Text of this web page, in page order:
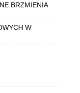
BRZMIENIA
W